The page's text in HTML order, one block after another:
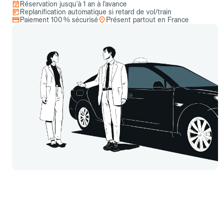
Réservation jusqu’à 1 an à l’avance
Replanification automatique si retard de vol/train
Paiement 100 % sécurisé
Présent partout en France